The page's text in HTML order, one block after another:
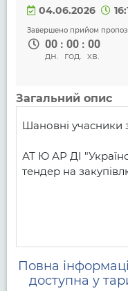
04.06.2026
Завершено прийом
00 : 00 : 00
дн. год. хв.
Загальний опис
Шановні учасники
АТ Ю АР ДІ
тендер на
Повна
доступна у